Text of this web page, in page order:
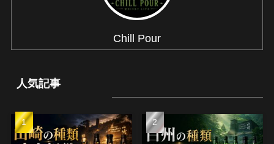
Chill Pour
人気記事